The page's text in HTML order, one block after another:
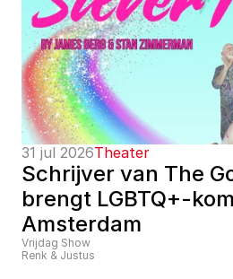
31 jul 2026Theater
Schrijver van The
brengt LGBTQ+-
Amsterdam
Vrijdag Show
Renk & Justus